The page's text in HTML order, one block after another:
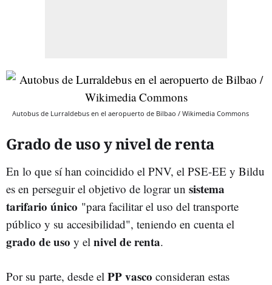
Autobus de Lurraldebus en el aeropuerto de Bilbao / Wikimedia Commons
Grado de uso y nivel de renta
En lo que sí han coincidido el PNV, el PSE-EE y Bildu
es en perseguir el objetivo de lograr un sistema
tarifario único "para facilitar el uso del transporte
público y su accesibilidad", teniendo en cuenta el
grado de uso y el nivel de renta.
Por su parte, desde el PP vasco consideran estas